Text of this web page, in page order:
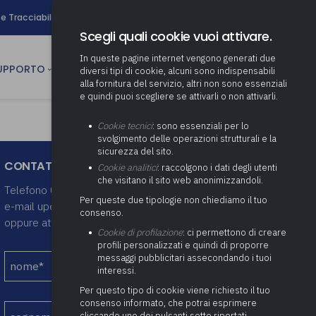
e Tracciabilità
Determinazione fondo risorse
decentrate
Pratiche previdenziali
ai comuni per l’attivazione di
(Partenariato Pubblico
Privato)
Società e organismi
adempimenti degli enti locali
Adeguamento del sistema di
gestione documentale alle
nuove linee guida sul
documento informatico
Protezione dei Dati (RPD,
altrimenti denominato Data
Protection Officer, DPO)
Supporto transizione al
digitale
Gestione IVA
Gestione IRAP
Consolidato
Relazione di fine e inizio
mandato
Supporto alla predisposizione
del Piano Economico-
Attività di supporto Gare
Energetiche (ex Legge 10/91)
Controllo Pratiche Sismiche
convegni
CULTURA person AREA RISERVATA
CONTATTA LO STAFF UPEL
Telefono 0332 2870 64
e-mail upel@upel.va.it
oppure attraverso il seguente form:
Scegli quali cookie vuoi attivare.
In queste pagine internet vengono generati due
diversi tipi di cookie, alcuni sono indispensabili
alla fornitura del servizio, altri non sono essenziali
e quindi puoi scegliere se attivarli o non attivarli.
Cookie tecnici: sono essenziali per lo
svolgimento delle operazioni strutturali e la
sicurezza del sito.
Cookie analitici: raccolgono i dati degli utenti
che visitano il sito web anonimizzandoli.
Per queste due tipologie non chiediamo il tuo
consenso.
Cookie di profilazione: ci permettono di creare
profili personalizzati e quindi di proporre
messaggi pubblicitari assecondando i tuoi
interessi.
Per questo tipo di cookie viene richiesto il tuo
consenso informato, che potrai esprimere